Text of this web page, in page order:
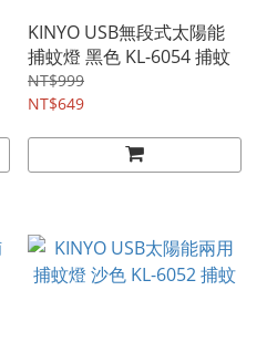
KINYO USB無段式太陽能
捕蚊燈 黑色 KL-6054 捕蚊
NT$999
NT$649